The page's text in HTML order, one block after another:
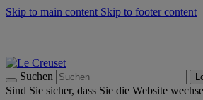
Skip to main content Skip to footer content
Suchen
Sind Sie sicher, dass Sie die Website